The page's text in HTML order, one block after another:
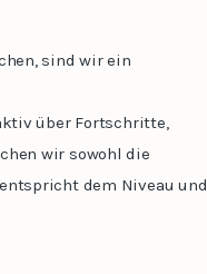
sind wir ein
über Fortschritte,
wir sowohl die
dem Niveau und